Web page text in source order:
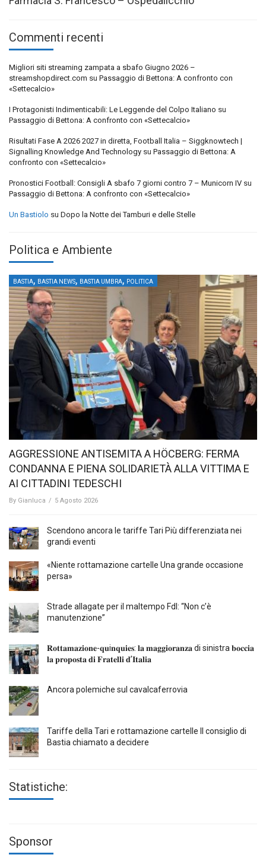
Commenti recenti
Migliori siti streaming zampata a sbafo Giugno 2026 –
streamshopdirect.com su Passaggio di Bettona: A confronto con
«Settecalcio»
I Protagonisti Indimenticabili: Le Leggende del Colpo Italiano su
Passaggio di Bettona: A confronto con «Settecalcio»
Risultati Fase A 2026 2027 in diretta, Football Italia – Siggknowtech |
Signalling Knowledge And Technology su Passaggio di Bettona: A
confronto con «Settecalcio»
Pronostici Football: Consigli A sbafo 7 giorni contro 7 – Municorn IV su
Passaggio di Bettona: A confronto con «Settecalcio»
Un Bastiolo su Dopo la Notte dei Tamburi e delle Stelle
Politica e Ambiente
BASTIA, BASTIA NEWS, BASTIA UMBRA, POLITICA
AGGRESSIONE ANTISEMITA A HÖCBERG: FERMA
CONDANNA E PIENA SOLIDARIETÀ ALLA VITTIMA E
AI CITTADINI TEDESCHI
By Gianluca / 5 Agosto 2026
Scendono ancora le tariffe Tari Più differenziata nei
grandi eventi
«Niente rottamazione cartelle Una grande occasione
persa»
Strade allagate per il maltempo FdI: “Non c’è
manutenzione”
𝐑𝐨𝐭𝐭𝐚𝐦𝐚𝐳𝐢𝐨𝐧𝐞-𝐪𝐮i𝐧𝐪𝐮𝐢𝐞𝐬: 𝐥𝐚 𝐦𝐚𝐠𝐠𝐢𝐨𝐫𝐚𝐧𝐳𝐚 di sinistra 𝐛𝐨𝐜𝐜𝐢𝐚
𝐥𝐚 𝐩𝐫𝐨𝐩𝐨𝐬𝐭𝐚 𝐝𝐢 𝐅𝐫𝐚𝐭𝐞𝐥𝐥𝐢 𝐝’𝐈𝐭𝐚𝐥𝐢𝐚
Ancora polemiche sul cavalcaferrovia
Tariffe della Tari e rottamazione cartelle Il consiglio di
Bastia chiamato a decidere
Statistiche:
Sponsor